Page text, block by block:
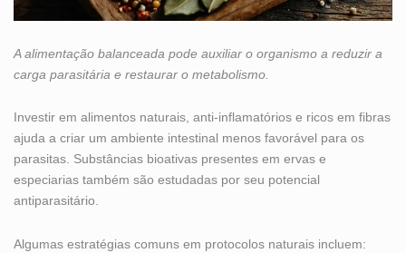
A alimentação balanceada pode auxiliar o organismo a reduzir a
carga parasitária e restaurar o metabolismo.
Investir em alimentos naturais, anti-inflamatórios e ricos em fibras
ajuda a criar um ambiente intestinal menos favorável para os
parasitas. Substâncias bioativas presentes em ervas e
especiarias também são estudadas por seu potencial
antiparasitário.
Algumas estratégias comuns em protocolos naturais incluem: